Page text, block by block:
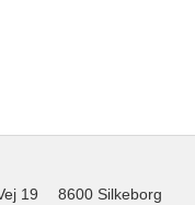
19
8600 Silkeborg